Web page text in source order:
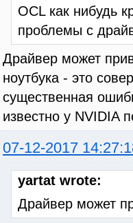
OCL как нибудь
проблемы с
Драйвер может
ноутбука - это
существенная
известно у NVIDIA
07-12-2017
yartat wrote:
Драйвер может